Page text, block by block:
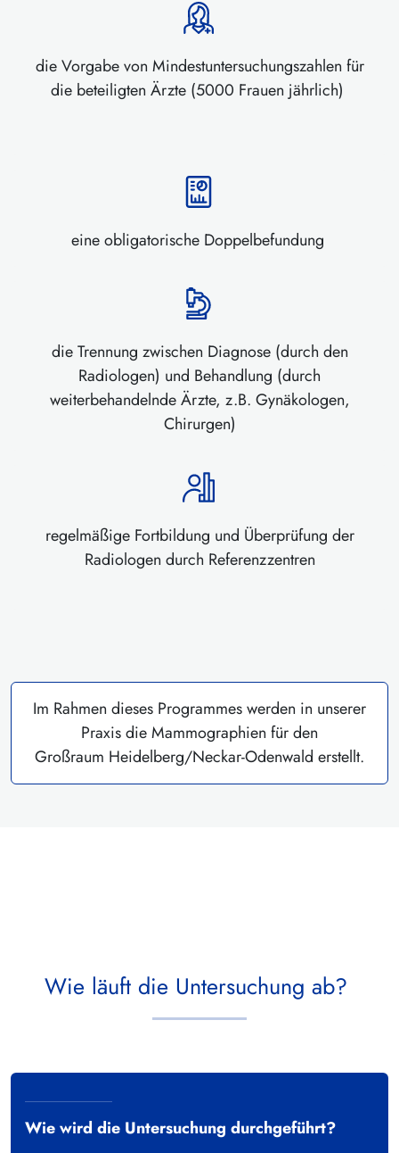
die Vorgabe von Mindestuntersuchungszahlen für
die beteiligten Ärzte (5000 Frauen jährlich)
eine obligatorische Doppelbefundung
die Trennung zwischen Diagnose (durch den
Radiologen) und Behandlung (durch
weiterbehandelnde Ärzte, z.B. Gynäkologen,
Chirurgen)
regelmäßige Fortbildung und Überprüfung der
Radiologen durch Referenzzentren
Im Rahmen dieses Programmes werden in unserer
Praxis die Mammographien für den
Großraum Heidelberg/Neckar-Odenwald erstellt.
Wie läuft die Untersuchung ab?
Wie wird die Untersuchung durchgeführt?